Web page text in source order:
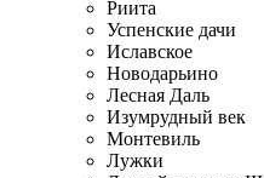
Риита
Успенские дачи
Иславское
Новодарьино
Лесная Даль
Изумрудный век
Монтевиль
Лужки